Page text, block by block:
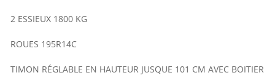
2 ESSIEUX 1800 KG
ROUES 195R14C
TIMON RÉGLABLE EN HAUTEUR JUSQUE 101 CM AVEC BOITIER